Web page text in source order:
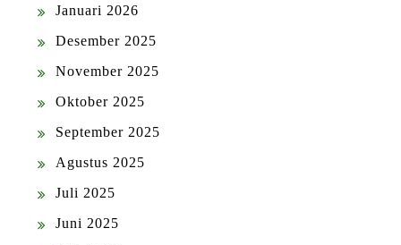
Januari 2026
Desember 2025
November 2025
Oktober 2025
September 2025
Agustus 2025
Juli 2025
Juni 2025